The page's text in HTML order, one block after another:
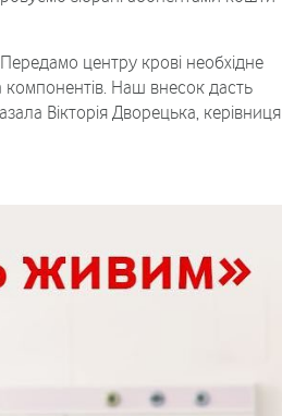
центру крові необхідне
компонентів. Наш внесок дасть
Вікторія Дворецька, керівниця